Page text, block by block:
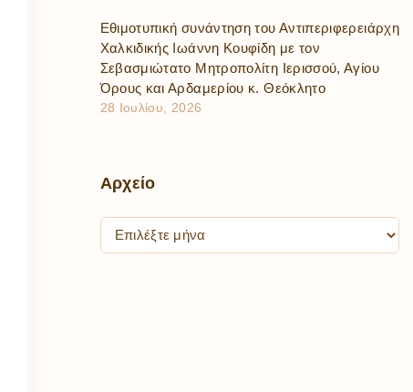
Εθιμοτυπική συνάντηση του Αντιπεριφερειάρχη
Χαλκιδικής Ιωάννη Κουφίδη με τον
Σεβασμιώτατο Μητροπολίτη Ιερισσού, Αγίου
Όρους και Αρδαμερίου κ. Θεόκλητο
28 Ιουλίου, 2026
Αρχείο